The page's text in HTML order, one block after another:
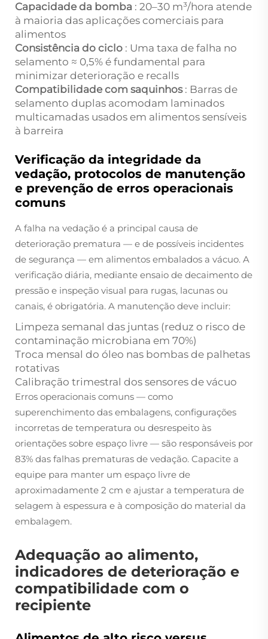
Capacidade da bomba : 20–30 m³/hora atende
à maioria das aplicações comerciais para
alimentos
Consistência do ciclo : Uma taxa de falha no
selamento ≈ 0,5% é fundamental para
minimizar deterioração e recalls
Compatibilidade com saquinhos : Barras de
selamento duplas acomodam laminados
multicamadas usados em alimentos sensíveis
à barreira
Verificação da integridade da
vedação, protocolos de manutenção
e prevenção de erros operacionais
comuns
A falha na vedação é a principal causa de
deterioração prematura — e de possíveis incidentes
de segurança — em alimentos embalados a vácuo. A
verificação diária, mediante ensaio de decaimento de
pressão e inspeção visual para rugas, lacunas ou
canais, é obrigatória. A manutenção deve incluir:
Limpeza semanal das juntas (reduz o risco de
contaminação microbiana em 70%)
Troca mensal do óleo nas bombas de palhetas
rotativas
Calibração trimestral dos sensores de vácuo
Erros operacionais comuns — como
superenchimento das embalagens, configurações
incorretas de temperatura ou desrespeito às
orientações sobre espaço livre — são responsáveis por
83% das falhas prematuras de vedação. Capacite a
equipe para manter um espaço livre de
aproximadamente 2 cm e ajustar a temperatura de
selagem à espessura e à composição do material da
embalagem.
Adequação ao alimento,
indicadores de deterioração e
compatibilidade com o
recipiente